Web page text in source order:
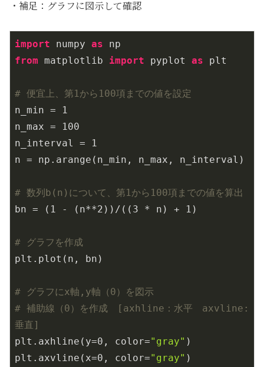
・補足：グラフに図示して確認
import numpy as
from matplotlib import pyplot as plt
# 便宜上、第1から100項までの値を設定
n_min =
1
n_max =
100
n_interval =
1
n = np.arange(n_min, n_max, n_interval)
# 数列b(n)について、第1から100項までの値を算出
bn = ( 1 - (n**2 ))/(( 3 * n) + 1 )
# グラフを作成
plt.plot(n, bn)
# グラフにx軸,y軸（0）を図示
# 補助線（0）を作成　[axhline：水平　axvline:
垂直]
plt.axhline(y=0 , color="gray" )
plt.axvline(x=0 , color="gray" )